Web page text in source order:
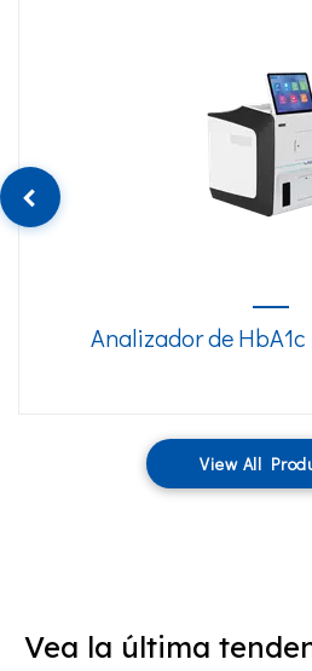
Analizador de HbA1c
View All
Vea la última